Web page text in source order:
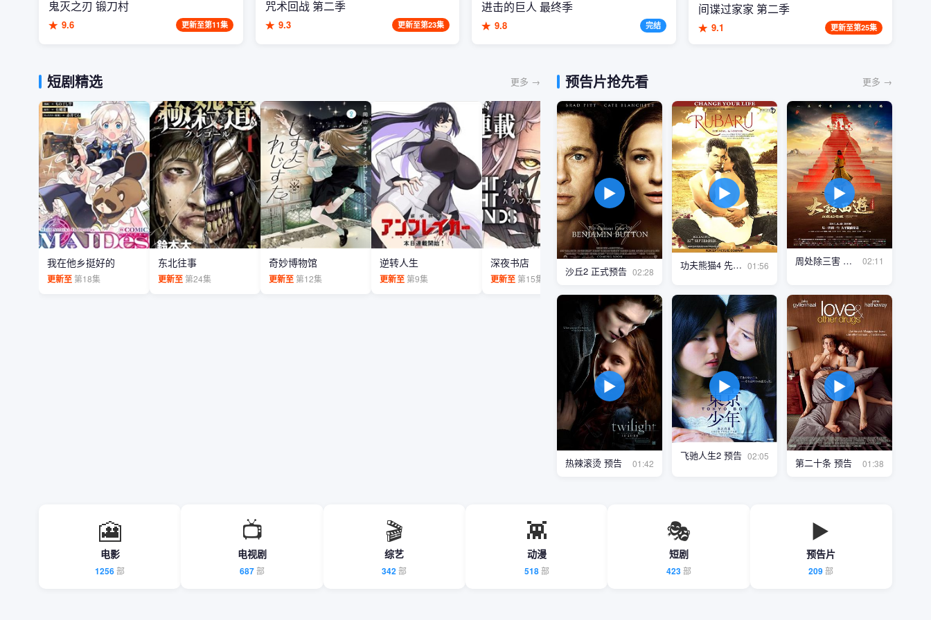
鬼灭之刃 锻刀村
★ 9.6 更新至第11集
咒术回战 第二季
★ 9.3 更新至第23集
进击的巨人 最终季
★ 9.8 完结
间谍过家家 第二季
★ 9.1 更新至第25集
短剧精选 更多 →
我在他乡挺好的
更新至 第18集
东北往事
更新至 第24集
奇妙博物馆
更新至 第12集
逆转人生
更新至 第9集
深夜书店
更新至 第15集
青春不散场
更新至 第20集
都市夜归人 欢喜冤家
预告片抢先看 更多 →
▶
沙丘2 正式预告 02:28
▶
功夫熊猫4 先导预告 01:56
▶
周处除三害 终极预告 02:11
▶
热辣滚烫 预告 01:42
▶
飞驰人生2 预告 02:05
▶
第二十条 预告 01:38
🎦
电影
1256部
📺
电视剧
687部
🎬
综艺
342部
👾
动漫
518部
🎭
短剧
423部
▶️
预告片
209部